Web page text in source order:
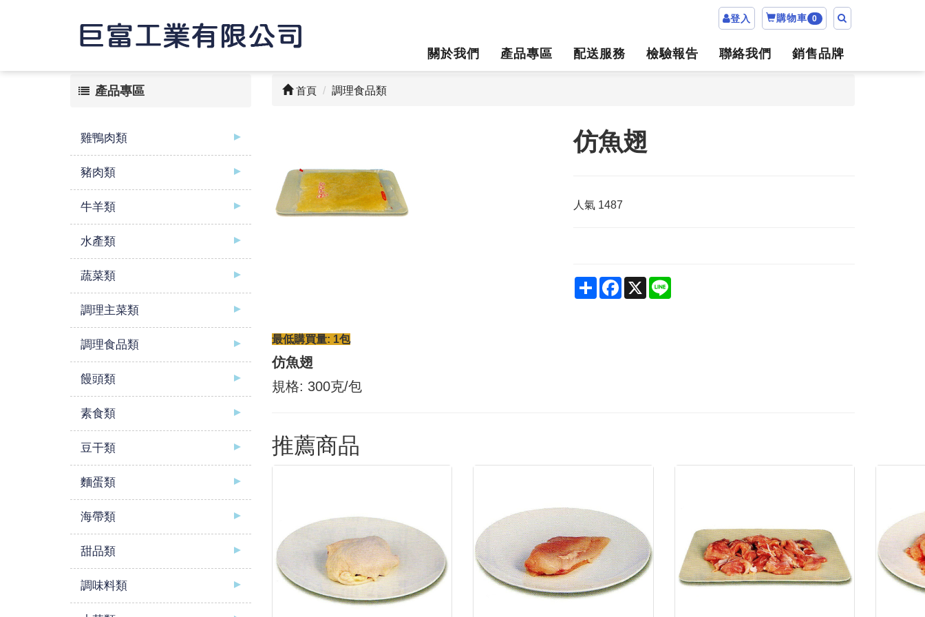
登入 購物車 0
關於我們 產品專區 配送服務 檢驗報告 聯絡我們 銷售品牌
產品專區
雞鴨肉類
豬肉類
牛羊類
水產類
蔬菜類
調理主菜類
調理食品類
饅頭類
素食類
豆干類
麵蛋類
海帶類
甜品類
調味料類
首頁 調理食品類
仿魚翅
人氣 1487
Share Facebook
X
最低購買量: 1包
仿魚翅
規格: 300克/包
推薦商品